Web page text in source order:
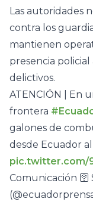
Las autoridades
contra los
mantienen
presencia
delictivos.
ATENCIÓN | En
frontera
galones de
desde Ecuador
pic.twitter.com/
Comunicación 🛜